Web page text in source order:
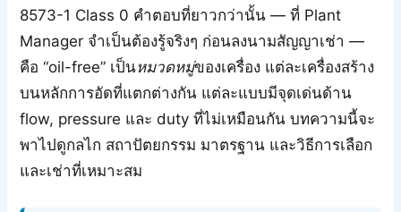
8573-1 Class 0 คำตอบที่ยาวกว่านั้น — ที่ Plant
Manager จำเป็นต้องรู้จริงๆ ก่อนลงนามสัญญาเช่า —
คือ “oil-free” เป็นหมวดหมู่ของเครื่อง แต่ละเครื่องสร้าง
บนหลักการอัดที่แตกต่างกัน แต่ละแบบมีจุดเด่นด้าน
flow, pressure และ duty ที่ไม่เหมือนกัน บทความนี้จะ
พาไปดูกลไก สถาปัตยกรรม มาตรฐาน และวิธีการเลือก
และเช่าที่เหมาะสม